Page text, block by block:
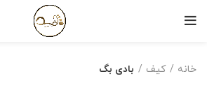
خانه کیف بادی بگ